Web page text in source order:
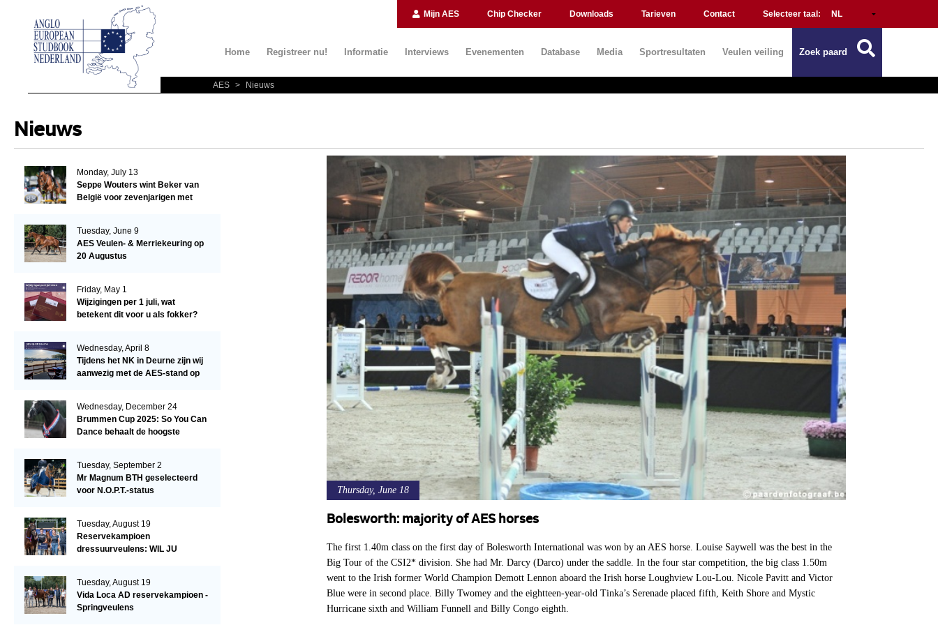
Mijn AES Chip Checker Downloads Tarieven Contact Selecteer taal:
Home Registreer nu! Informatie Interviews Evenementen Database Media Sportresultaten Veulen veiling Zoek paard
AES > Nieuws
Nieuws
Thursday, June 18
Bolesworth: majority of AES horses
The first 1.40m class on the first day of Bolesworth International was won by an AES horse. Louise Saywell was the best in the
Big Tour of the CSI2* division. She had Mr. Darcy (Darco) under the saddle. In the four star competition, the big class 1.50m
went to the Irish former World Champion Demott Lennon aboard the Irish horse Loughview Lou-Lou. Nicole Pavitt and Victor
Blue were in second place. Billy Twomey and the eightteen-year-old Tinka’s Serenade placed fifth, Keith Shore and Mystic
Hurricane sixth and William Funnell and Billy Congo eighth.
Monday, July 13
Seppe Wouters wint Beker van
België voor zevenjarigen met
Tuesday, June 9
AES Veulen- & Merriekeuring op
20 Augustus
Friday, May 1
Wijzigingen per 1 juli, wat
betekent dit voor u als fokker?
Wednesday, April 8
Tijdens het NK in Deurne zijn wij
aanwezig met de AES-stand op
Wednesday, December 24
Brummen Cup 2025: So You Can
Dance behaalt de hoogste
Tuesday, September 2
Mr Magnum BTH geselecteerd
voor N.O.P.T.-status
Tuesday, August 19
Reservekampioen
dressuurveulens: WIL JU
Tuesday, August 19
Vida Loca AD reservekampioen -
Springveulens